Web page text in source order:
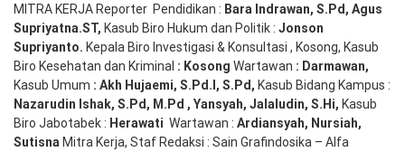
MITRA KERJA Reporter Pendidikan : Bara Indrawan, S.Pd , Agus
Supriyatna.ST, Kasub Biro Hukum dan Politik : Jonson
Supriyanto. Kepala Biro Investigasi & Konsultasi , Kosong, Kasub
Biro Kesehatan dan Kriminal : Kosong Wartawan : Darmawan,
Kasub Umum : Akh Hujaemi, S.Pd.I, S.Pd , Kasub Bidang Kampus :
Nazarudin Ishak, S.Pd , M.Pd , Yansyah, Jalaludin, S.Hi, Kasub
Biro Jabotabek : Herawati Wartawan : Ardiansyah, Nursiah,
Sutisna Mitra Kerja, Staf Redaksi : Sain Grafindosika – Alfa